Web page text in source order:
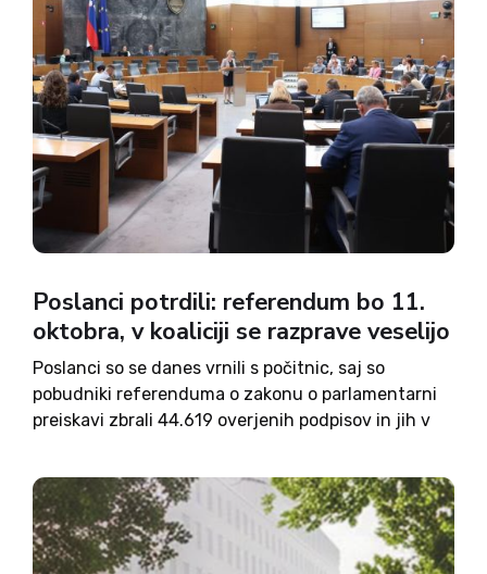
Poslanci potrdili: referendum bo 11.
oktobra, v koaliciji se razprave veselijo
Poslanci so se danes vrnili s počitnic, saj so
pobudniki referenduma o zakonu o parlamentarni
preiskavi zbrali 44.619 overjenih podpisov in jih v
poslanci s 57 glasovi za in nobenim...